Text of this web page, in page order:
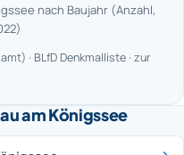
nach Baujahr (Anzahl,
· BLfD Denkmalliste · zur
am Königssee